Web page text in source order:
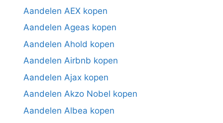
Aandelen AEX kopen
Aandelen Ageas kopen
Aandelen Ahold kopen
Aandelen Airbnb kopen
Aandelen Ajax kopen
Aandelen Akzo Nobel kopen
Aandelen Albea kopen